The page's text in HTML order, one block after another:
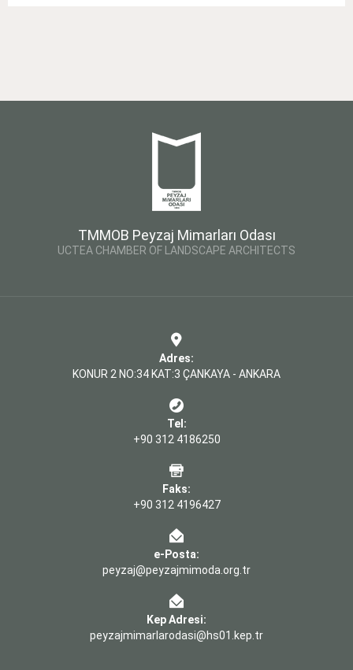
TMMOB Peyzaj Mimarları Odası
UCTEA CHAMBER OF LANDSCAPE ARCHITECTS
Adres:
KONUR 2 NO:34 KAT:3 ÇANKAYA - ANKARA
Tel:
+90 312 4186250
Faks:
+90 312 4196427
e-Posta:
peyzaj@peyzajmimoda.org.tr
Kep Adresi:
peyzajmimarlarodasi@hs01.kep.tr